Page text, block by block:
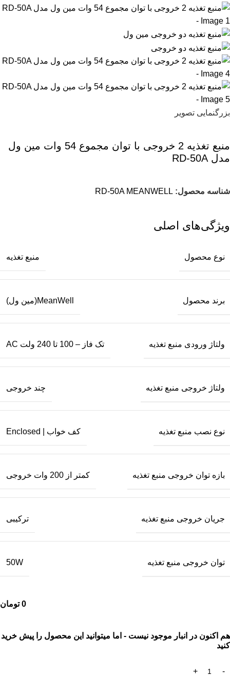
بزرگنمایی تصویر
منبع تغذیه 2 خروجی با توان مجموع 54 وات مین ول
مدل RD-50A
شناسه محصول: RD-50A MEANWELL
ویژگی‌های اصلی
نوع محصول منبع تغذیه
برند محصول MeanWell(مین ول)
ولتاژ ورودی منبع تغذیه تک فاز – 100 تا 240 ولت AC
ولتاژ خروجی منبع تغذیه چند خروجی
نوع نصب منبع تغذیه کف خواب | Enclosed
بازه توان خروجی منبع تغذیه کمتر از 200 وات خروجی
جریان خروجی منبع تغذیه ترکیبی
توان خروجی منبع تغذیه 50W
0 تومان
هم اکنون در انبار موجود نیست - اما میتوانید این محصول را پیش خرید
کنید